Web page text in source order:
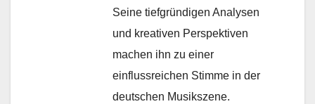
Seine tiefgründigen Analysen
und kreativen Perspektiven
machen ihn zu einer
einflussreichen Stimme in der
deutschen Musikszene.